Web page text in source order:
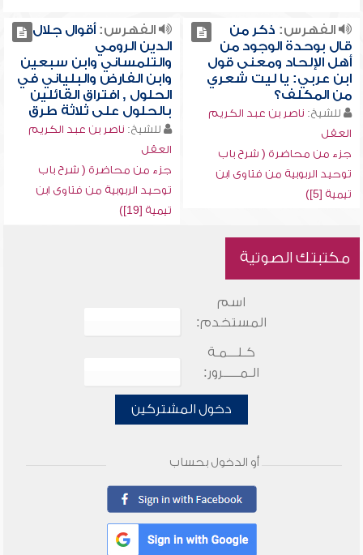
الفهرس: ذكر من
قال بوحدة الوجود من
أهل الإلحاد ومعنى قول
ابن عربي: يا ليت شعري
من المكلف؟
للشيخ: ناصر بن عبد الكريم
العقل
جزء من محاضرة ( شرح باب
توحيد الربوبية من فتاوى ابن
تيمية [5])
الفهرس:أقوال جلال
الدين الرومي
والتلمساني وابن سبعين
وابن الفارض والبلياني في
الحلول , افتراق القائلين
بالحلول على ثلاثة طرق
للشيخ: ناصر بن عبد الكريم
العقل
جزء من محاضرة ( شرح باب
توحيد الربوبية من فتاوى ابن
تيمية [19])
مكتبتك الصوتية
اسم
المستخدم:
كـلـــمـة
الـمـــــرور:
دخول المشتركين
أو الدخول بحساب